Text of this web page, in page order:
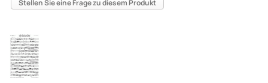
Stellen Sie eine Frage zu diesem Produkt